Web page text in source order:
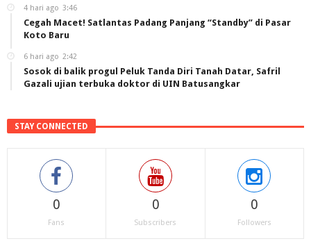
4 hari ago 3:46
Cegah Macet! Satlantas Padang Panjang “Standby” di Pasar
Koto Baru
6 hari ago 2:42
Sosok di balik progul Peluk Tanda Diri Tanah Datar, Safril
Gazali ujian terbuka doktor di UIN Batusangkar
STAY CONNECTED
0
Fans
0
Subscribers
0
Followers